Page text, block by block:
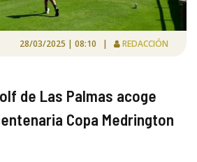
28/03/2025 | 08:10 | REDACCIÓN
de Las Palmas acoge
Copa Medrington